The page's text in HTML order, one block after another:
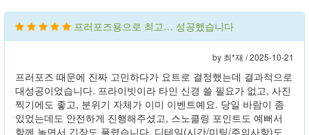
프러포즈용으로 최고… 성공했습니다
by 최*재 /2025-10-21
프러포즈 때문에 진짜 고민하다가 요트로 결정했는데 결과적으로
대성공이었습니다. 프라이빗이라 타인 신경 쓸 필요가 없고, 사진
찍기에도 좋고, 분위기 자체가 이미 이벤트예요. 당일 바람이 좀
있었는데도 안전하게 진행해주셨고, 스노클링 포인트도 예뻐서
함께 놀면서 긴장도 풀렸습니다. 디테일(시간/미팅/주의사항)도